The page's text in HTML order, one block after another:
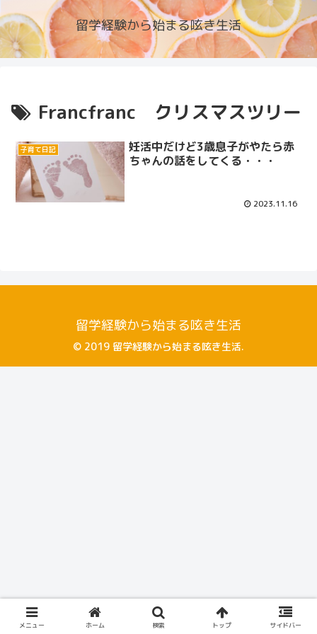
留学経験から始まる呟き生活
Francfranc クリスマスツリー
子育て日記
妊活中だけど3歳息子がやたら赤
ちゃんの話をしてくる・・・
2023.11.16
留学経験から始まる呟き生活
© 2019 留学経験から始まる呟き生活.
メニュー ホーム 検索 トップ サイドバー